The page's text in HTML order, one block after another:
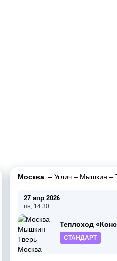
Москва – Углич – Мышкин –
27 апр 2026
пн, 14:30
Теплоход
СТАНДАРТ